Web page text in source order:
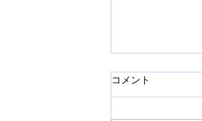
コメント